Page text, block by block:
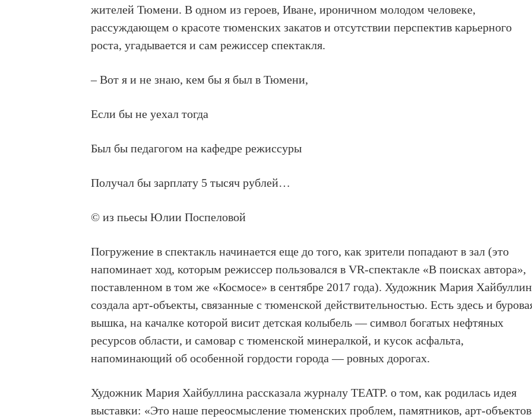
жителей Тюмени. В одном из героев, Иване, ироничном молодом человеке,
рассуждающем о красоте тюменских закатов и отсутствии перспектив карьерного
роста, угадывается и сам режиссер спектакля.
– Вот я и не знаю, кем бы я был в Тюмени,
Если бы не уехал тогда
Был бы педагогом на кафедре режиссуры
Получал бы зарплату 5 тысяч рублей…
© из пьесы Юлии Поспеловой
Погружение в спектакль начинается еще до того, как зрители попадают в зал (это
напоминает ход, которым режиссер пользовался в VR-спектакле «В поисках автора»,
поставленном в том же «Космосе» в сентябре 2017 года). Художник Мария
создала арт-объекты, связанные с тюменской действительностью. Есть здесь и
вышка, на качалке которой висит детская колыбель — символ богатых нефтяных
ресурсов области, и самовар с тюменской минералкой, и кусок асфальта,
напоминающий об особенной гордости города — ровных дорогах.
Художник Мария Хайбуллина рассказала журналу ТЕАТР. о том, как родилась идея
выставки: «Это наше переосмысление тюменских проблем, памятников, арт-